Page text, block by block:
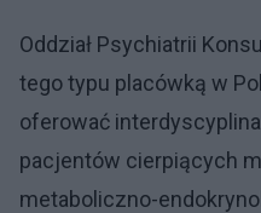
Oddział Psychiatrii
tego typu placówką w
oferować
pacjentów cierpiących
metaboliczno-